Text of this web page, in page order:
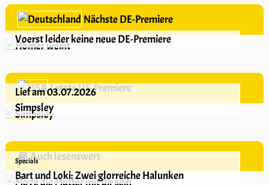
Nächste DE-Premiere
Voerst leider keine neue DE-Premiere
Letzte US-Premiere
Lief am 03.07.2026
Simpsley
Auch lesenswert
Specials
Bart und Loki: Zwei glorreiche Halunken